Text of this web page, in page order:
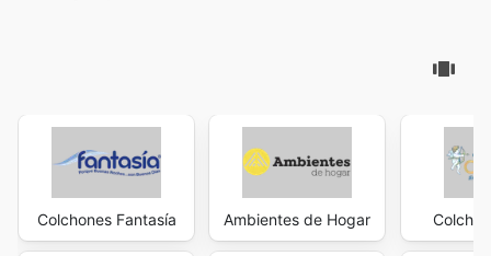
Colchones Fantasía Ambientes de Hogar